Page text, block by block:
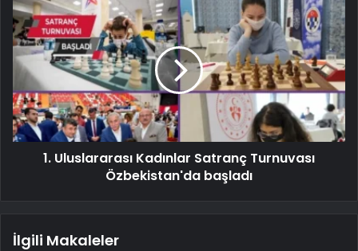
1. Uluslararası Kadınlar Satranç Turnuvası
Özbekistan'da başladı
İlgili Makaleler